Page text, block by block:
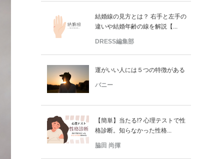
結婚線の見方とは？ 右手と左手の
違いや結婚年齢の線を解説【...
DRESS編集部
運がいい人には５つの特徴がある
バニー
【簡単】当たる!? 心理テストで性
格診断。知らなかった性格...
脇田 尚揮